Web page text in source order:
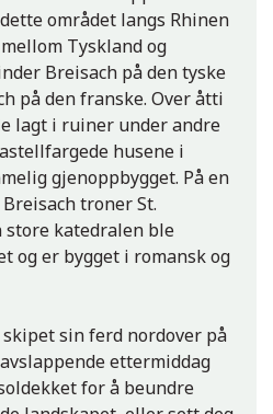
området langs Rhinen
Tyskland og
Breisach på den tyske
på den franske. Over åtti
lagt i ruiner under andre
husene i
gjenoppbygget. På en
troner St.
store katedralen ble
og er bygget i romansk og
sin ferd nordover på
ettermiddag
for å beundre